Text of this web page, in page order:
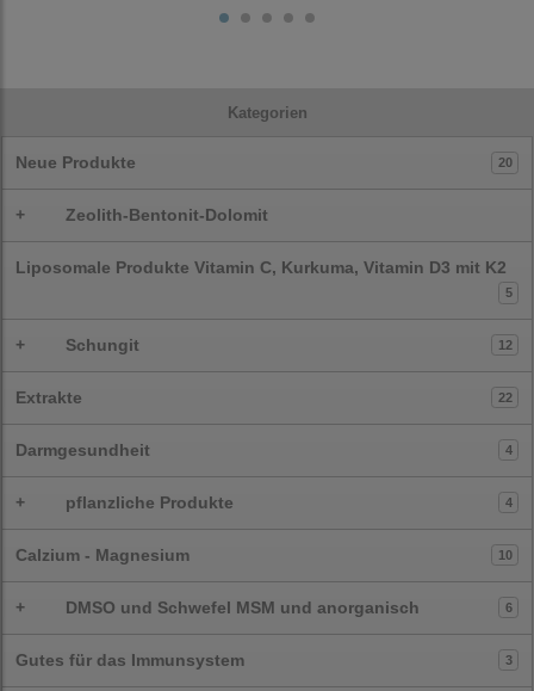
Kategorien
Neue Produkte 20
+ Zeolith-Bentonit-Dolomit
Liposomale Produkte Vitamin C, Kurkuma, Vitamin D3 mit K2
5
+ Schungit 12
Extrakte 22
Darmgesundheit 4
+ pflanzliche Produkte 4
Calzium - Magnesium 10
+ DMSO und Schwefel MSM und anorganisch 6
Gutes für das Immunsystem 3